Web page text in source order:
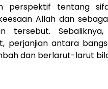
perspektif tentang
Allah dan
tersebut.
perjanjian antara
dan berlarut-larut